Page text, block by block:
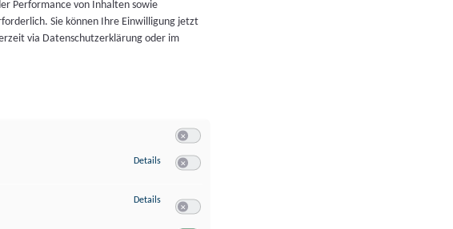
Performance von Inhalten sowie
Sie können Ihre Einwilligung jetzt
via Datenschutzerklärung oder im
Details zu Speichern von oder Zugriff auf Informationen auf einem Endgerät
Details zu Verwendung reduzierter Daten zur Auswahl von Werbeanzeigen